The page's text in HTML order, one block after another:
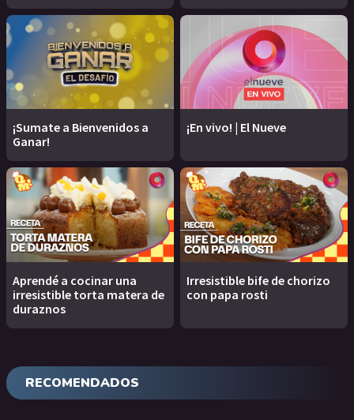
¡Sumate a Bienvenidos a
Ganar!
¡En vivo! | El Nueve
Aprendé a cocinar una
irresistible torta matera de
duraznos
Irresistible bife de chorizo
con papa rosti
RECOMENDADOS